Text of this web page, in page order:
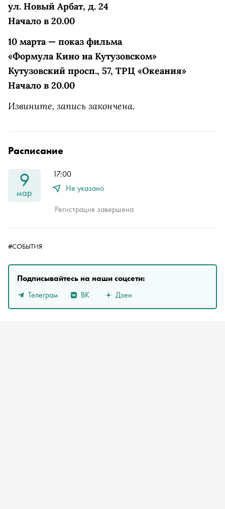
ул. Новый Арбат, д. 24
Начало в 20.00
10 марта — показ фильма
«Формула Кино на Кутузовском»
Кутузовский просп., 57, ТРЦ «Океания»
Начало в 20.00
Извините, запись закончена.
Расписание
9
мар
17:00
Не указано
Регистрация завершена
#СОБЫТИЯ
Подписывайтесь на наши соцсети:
Телеграм
ВК Дзен